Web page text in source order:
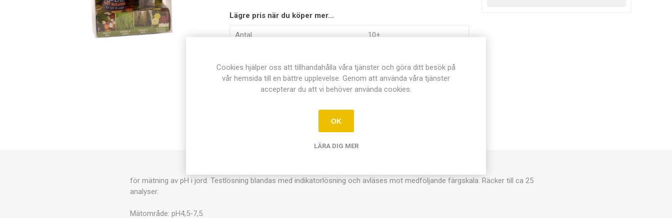
Lägre pris när du köper mer...
Antal 10+
för mätning av pH i jord. Testlösning blandas med indikatorlösning och avläses mot medföljande färgskala. Räcker till ca 25
analyser.
Mätområde: pH4,5-7,5.
Cookies hjälper oss att tillhandahålla våra tjänster och göra ditt besök på
vår hemsida till en bättre upplevelse. Genom att använda våra tjänster
accepterar du att vi behöver använda cookies.
OK
LÄRA DIG MER